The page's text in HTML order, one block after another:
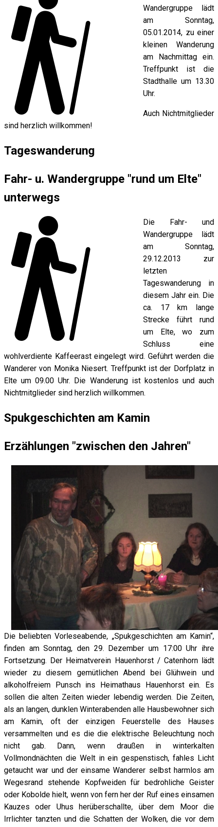
Wandergruppe lädt
am Sonntag,
05.01.2014, zu einer
kleinen Wanderung
am Nachmittag ein.
Treffpunkt ist die
Stadthalle um 13.30
Uhr.
Auch Nichtmitglieder
sind herzlich willkommen!
Tageswanderung
Fahr- u. Wandergruppe "rund um Elte"
unterwegs
Die Fahr- und
Wandergruppe lädt
am Sonntag,
29.12.2013 zur
letzten
Tageswanderung in
diesem Jahr ein. Die
ca. 17 km lange
Strecke führt rund
um Elte, wo zum
Schluss eine
wohlverdiente Kaffeerast eingelegt wird. Geführt werden die
Wanderer von Monika Niesert. Treffpunkt ist der Dorfplatz in
Elte um 09.00 Uhr. Die Wanderung ist kostenlos und auch
Nichtmitglieder sind herzlich willkommen.
Spukgeschichten am Kamin
Erzählungen "zwischen den Jahren"
Die beliebten Vorleseabende, „Spukgeschichten am Kamin“,
finden am Sonntag, den 29. Dezember um 17:00 Uhr ihre
Fortsetzung. Der Heimatverein Hauenhorst / Catenhorn lädt
wieder zu diesem gemütlichen Abend bei Glühwein und
alkoholfreiem Punsch ins Heimathaus Hauenhorst ein. Es
sollen die alten Zeiten wieder lebendig werden. Die Zeiten,
als an langen, dunklen Winterabenden alle Hausbewohner sich
am Kamin, oft der einzigen Feuerstelle des Hauses
versammelten und es die die elektrische Beleuchtung noch
nicht gab. Dann, wenn draußen in winterkalten
Vollmondnächten die Welt in ein gespenstisch, fahles Licht
getaucht war und der einsame Wanderer selbst harmlos am
Wegesrand stehende Kopfweiden für bedrohliche Geister
oder Kobolde hielt, wenn von fern her der Ruf eines einsamen
Kauzes oder Uhus herüberschallte, über dem Moor die
Irrlichter tanzten und die Schatten der Wolken, die vor dem